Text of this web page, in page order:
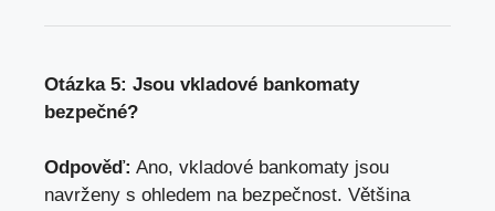
Otázka 5: Jsou vkladové bankomaty
bezpečné?
Odpověď: Ano, vkladové bankomaty jsou
navrženy s ohledem na bezpečnost. Většina